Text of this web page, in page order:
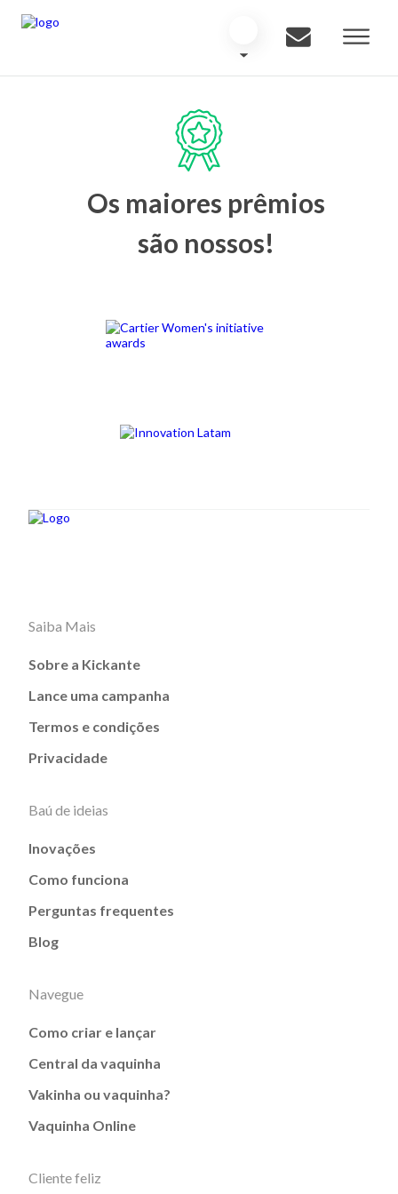
Os maiores prêmios
são nossos!
Saiba Mais
Sobre a Kickante
Lance uma campanha
Termos e condições
Privacidade
Baú de ideias
Inovações
Como funciona
Perguntas frequentes
Blog
Navegue
Como criar e lançar
Central da vaquinha
Vakinha ou vaquinha?
Vaquinha Online
Cliente feliz